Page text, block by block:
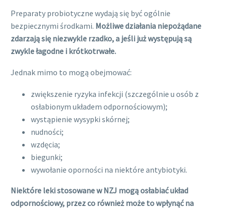
Preparaty probiotyczne wydają się być ogólnie
bezpiecznymi środkami. Możliwe działania niepożądane
zdarzają się niezwykle rzadko, a jeśli już występują są
zwykle łagodne i krótkotrwałe.
Jednak mimo to mogą obejmować:
zwiększenie ryzyka infekcji (szczególnie u osób z
osłabionym układem odpornościowym);
wystąpienie wysypki skórnej;
nudności;
wzdęcia;
biegunki;
wywołanie oporności na niektóre antybiotyki.
Niektóre leki stosowane w NZJ mogą osłabiać układ
odpornościowy, przez co również może to wpłynąć na